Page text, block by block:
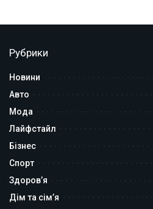
Рубрики
Новини
Авто
Мода
Лайфстайл
Бізнес
Спорт
Здоров’я
Дім та сім’я